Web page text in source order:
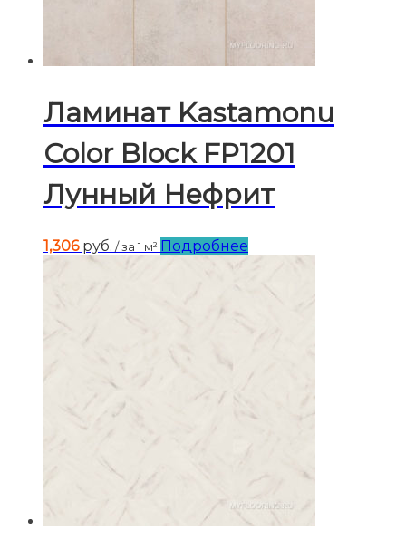
Ламинат Kastamonu
Color Block FP1201
Лунный Нефрит
1,306 руб. / за 1 м² Подробнее